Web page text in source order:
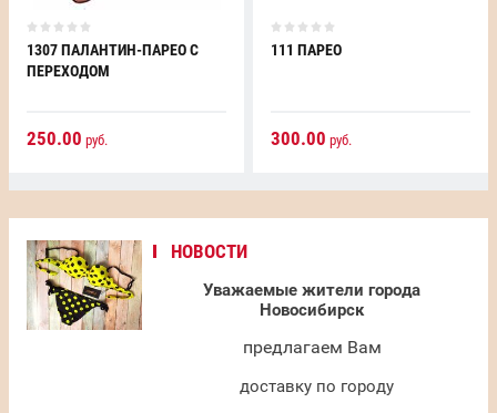
НОВОСТИ
Уважаемые жители города
Новосибирск
предлагаем Вам
доставку по городу
1307 ПАЛАНТИН-ПАРЕО С
ПЕРЕХОДОМ
250.00 руб.
111 ПАРЕО
300.00 руб.